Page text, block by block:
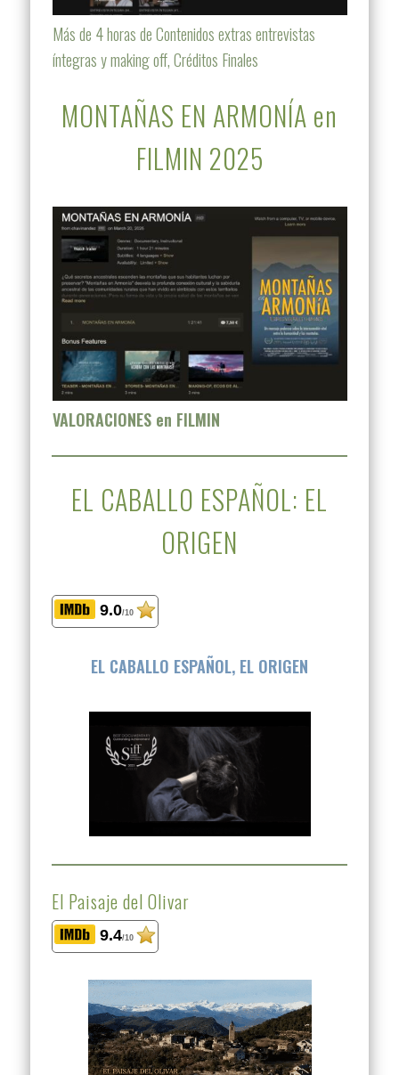
Más de 4 horas de Contenidos extras entrevistas
íntegras y making off, Créditos Finales
MONTAÑAS EN ARMONÍA en
FILMIN 2025
VALORACIONES en FILMIN
EL CABALLO ESPAÑOL: EL
ORIGEN
9.0/10
EL CABALLO ESPAÑOL, EL ORIGEN
El Paisaje del Olivar
9.4/10